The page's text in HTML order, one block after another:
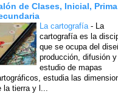
de Clases, Inicial,
La cartografía -
La
cartografía es la
que se ocupa del
producción, difusión y
estudio de mapas
estudia las
la tierra y l...